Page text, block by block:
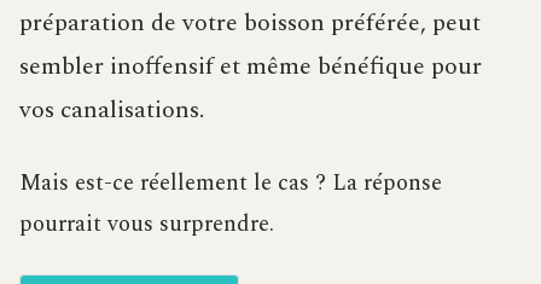
préparation de votre boisson préférée, peut
sembler inoffensif et même bénéfique pour
vos canalisations.
Mais est-ce réellement le cas ? La réponse
pourrait vous surprendre.